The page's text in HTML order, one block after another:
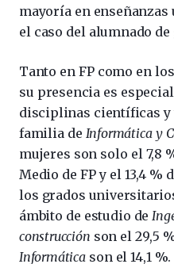
mayoría en
el caso del alumnado de
Tanto en FP como en
su presencia es
disciplinas científicas y
familia de Informática y
mujeres son solo el 7,8
Medio de FP y el 13,4 %
los grados
ámbito de estudio de
construcción son el 29,5
Informáticason el 14,1